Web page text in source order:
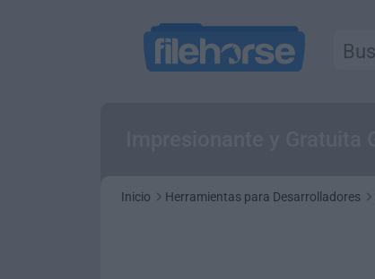
Inicio Herramientas para Desarrolladores